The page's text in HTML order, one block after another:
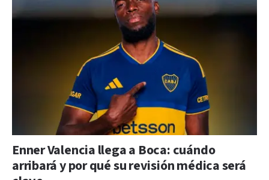
Enner Valencia llega a Boca: cuándo
arribará y por qué su revisión médica será